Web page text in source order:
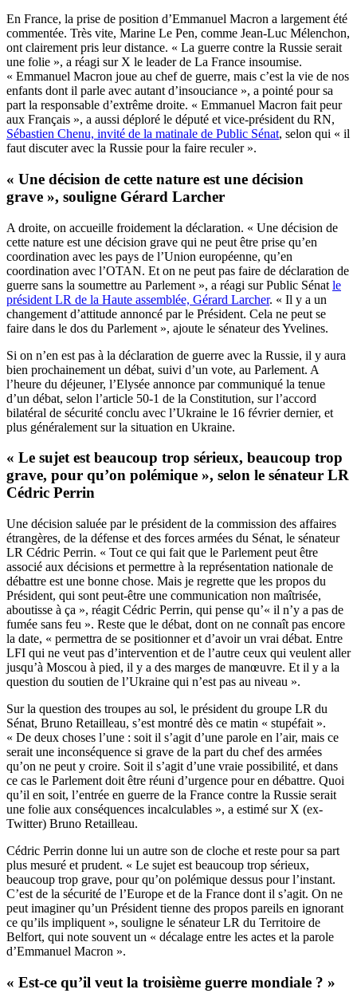
En France, la prise de position d’Emmanuel Macron a largement été
commentée. Très vite, Marine Le Pen, comme Jean-Luc Mélenchon,
ont clairement pris leur distance. « La guerre contre la Russie serait
une folie », a réagi sur X le leader de La France insoumise.
« Emmanuel Macron joue au chef de guerre, mais c’est la vie de nos
enfants dont il parle avec autant d’insouciance », a pointé pour sa
part la responsable d’extrême droite. « Emmanuel Macron fait peur
aux Français », a aussi déploré le député et vice-président du RN,
Sébastien Chenu, invité de la matinale de Public Sénat, selon qui « il
faut discuter avec la Russie pour la faire reculer ».
« Une décision de cette nature est une décision
grave », souligne Gérard Larcher
A droite, on accueille froidement la déclaration. « Une décision de
cette nature est une décision grave qui ne peut être prise qu’en
coordination avec les pays de l’Union européenne, qu’en
coordination avec l’OTAN. Et on ne peut pas faire de déclaration de
guerre sans la soumettre au Parlement », a réagi sur Public Sénat le
président LR de la Haute assemblée, Gérard Larcher. « Il y a un
changement d’attitude annoncé par le Président. Cela ne peut se
faire dans le dos du Parlement », ajoute le sénateur des Yvelines.
Si on n’en est pas à la déclaration de guerre avec la Russie, il y aura
bien prochainement un débat, suivi d’un vote, au Parlement. A
l’heure du déjeuner, l’Elysée annonce par communiqué la tenue
d’un débat, selon l’article 50-1 de la Constitution, sur l’accord
bilatéral de sécurité conclu avec l’Ukraine le 16 février dernier, et
plus généralement sur la situation en Ukraine.
« Le sujet est beaucoup trop sérieux, beaucoup trop
grave, pour qu’on polémique », selon le sénateur LR
Cédric Perrin
Une décision saluée par le président de la commission des affaires
étrangères, de la défense et des forces armées du Sénat, le sénateur
LR Cédric Perrin. « Tout ce qui fait que le Parlement peut être
associé aux décisions et permettre à la représentation nationale de
débattre est une bonne chose. Mais je regrette que les propos du
Président, qui sont peut-être une communication non maîtrisée,
aboutisse à ça », réagit Cédric Perrin, qui pense qu’« il n’y a pas de
fumée sans feu ». Reste que le débat, dont on ne connaît pas encore
la date, « permettra de se positionner et d’avoir un vrai débat. Entre
LFI qui ne veut pas d’intervention et de l’autre ceux qui veulent aller
jusqu’à Moscou à pied, il y a des marges de manœuvre. Et il y a la
question du soutien de l’Ukraine qui n’est pas au niveau ».
Sur la question des troupes au sol, le président du groupe LR du
Sénat, Bruno Retailleau, s’est montré dès ce matin « stupéfait ».
« De deux choses l’une : soit il s’agit d’une parole en l’air, mais ce
serait une inconséquence si grave de la part du chef des armées
qu’on ne peut y croire. Soit il s’agit d’une vraie possibilité, et dans
ce cas le Parlement doit être réuni d’urgence pour en débattre. Quoi
qu’il en soit, l’entrée en guerre de la France contre la Russie serait
une folie aux conséquences incalculables », a estimé sur X (ex-
Twitter) Bruno Retailleau.
Cédric Perrin donne lui un autre son de cloche et reste pour sa part
plus mesuré et prudent. « Le sujet est beaucoup trop sérieux,
beaucoup trop grave, pour qu’on polémique dessus pour l’instant.
C’est de la sécurité de l’Europe et de la France dont il s’agit. On ne
peut imaginer qu’un Président tienne des propos pareils en ignorant
ce qu’ils impliquent », souligne le sénateur LR du Territoire de
Belfort, qui note souvent un « décalage entre les actes et la parole
d’Emmanuel Macron ».
« Est-ce qu’il veut la troisième guerre mondiale ? »